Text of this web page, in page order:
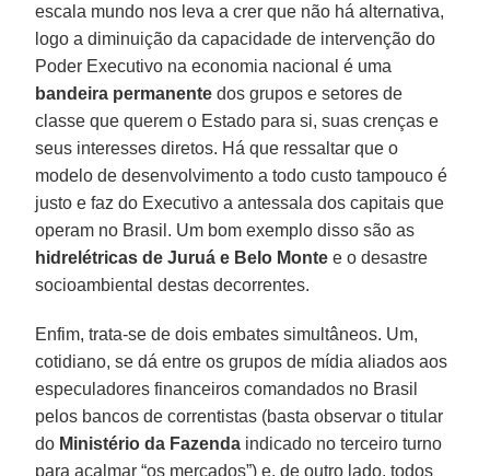
escala mundo nos leva a crer que não há alternativa,
logo a diminuição da capacidade de intervenção do
Poder Executivo na economia nacional é uma
bandeira permanente dos grupos e setores de
classe que querem o Estado para si, suas crenças e
seus interesses diretos. Há que ressaltar que o
modelo de desenvolvimento a todo custo tampouco é
justo e faz do Executivo a antessala dos capitais que
operam no Brasil. Um bom exemplo disso são as
hidrelétricas de Juruá e Belo Monte e o desastre
socioambiental destas decorrentes.
Enfim, trata-se de dois embates simultâneos. Um,
cotidiano, se dá entre os grupos de mídia aliados aos
especuladores financeiros comandados no Brasil
pelos bancos de correntistas (basta observar o titular
do Ministério da Fazenda indicado no terceiro turno
para acalmar “os mercados”) e, de outro lado, todos